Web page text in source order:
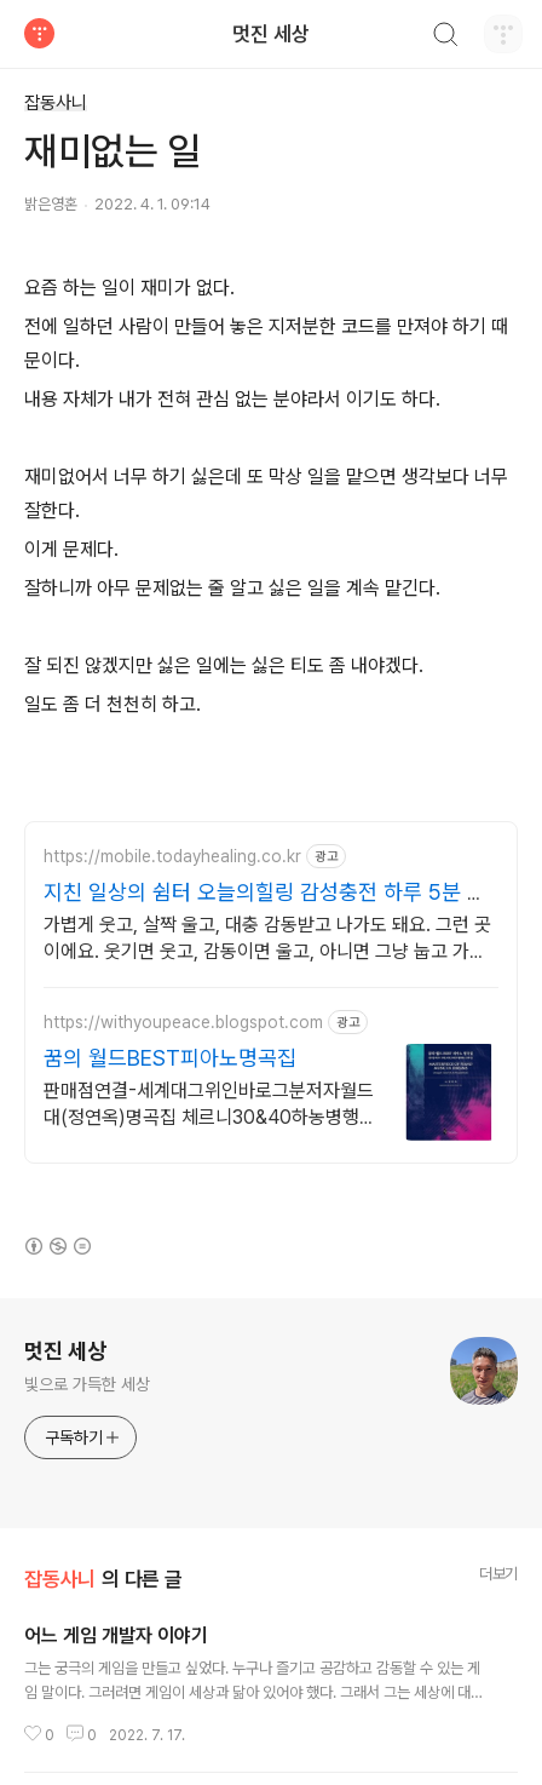
멋진 세상
잡동사니
재미없는 일
밝은영혼 2022. 4. 1. 09:14
요즘 하는 일이 재미가 없다.
전에 일하던 사람이 만들어 놓은 지저분한 코드를 만져야 하기 때
문이다.
내용 자체가 내가 전혀 관심 없는 분야라서 이기도 하다.
재미없어서 너무 하기 싫은데 또 막상 일을 맡으면 생각보다 너무
잘한다.
이게 문제다.
잘하니까 아무 문제없는 줄 알고 싫은 일을 계속 맡긴다.
잘 되진 않겠지만 싫은 일에는 싫은 티도 좀 내야겠다.
일도 좀 더 천천히 하고.
https://mobile.todayhealing.co.kr 광고
지친 일상의 쉼터 오늘의힐링 감성충전 하루 5분 힐
링타임
가볍게 웃고, 살짝 울고, 대충 감동받고 나가도 돼요. 그런 곳
이에요. 웃기면 웃고, 감동이면 울고, 아니면 그냥 눕고 가세
https://withyoupeace.blogspot.com 광고
꿈의 월드BEST피아노명곡집
판매점연결-세계대그위인바로그분저자월드
대(정연옥)명곡집 체르니30&40하농병행악
멋진 세상
빛으로 가득한 세상
구독하기
잡동사니 의 다른 글 더보기
어느 게임 개발자 이야기
그는 궁극의 게임을 만들고 싶었다. 누구나 즐기고 공감하고 감동할 수 있는 게
임 말이다. 그러려면 게임이 세상과 닮아 있어야 했다. 그래서 그는 세상에 대해
해 연구했다. 인간은 어떤 규칙에 따라 느끼고 생각하고 행동하는지 연구했다.
0 0 2022. 7. 17.